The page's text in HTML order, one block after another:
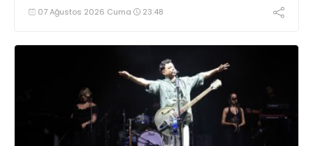
07 Ağustos 2026 Cuma 23:48